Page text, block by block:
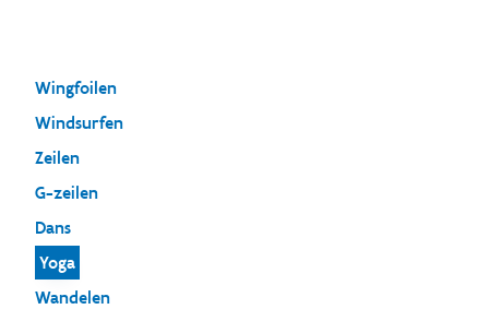
Wingfoilen
Windsurfen
Zeilen
G-zeilen
Dans
Yoga
Wandelen